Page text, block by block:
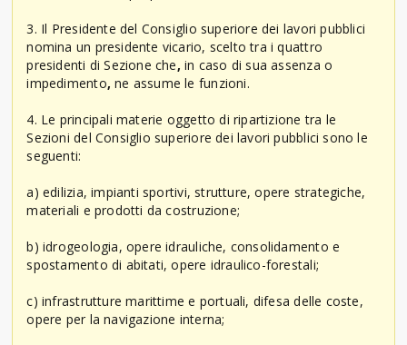
3. Il Presidente del Consiglio superiore dei lavori pubblici
nomina un presidente vicario, scelto tra i quattro
presidenti di Sezione che, in caso di sua assenza o
impedimento,ne assume le funzioni.
4. Le principali materie oggetto di ripartizione tra le
Sezioni del Consiglio superiore dei lavori pubblici sono le
seguenti:
a) edilizia, impianti sportivi, strutture, opere strategiche,
materiali e prodotti da costruzione;
b) idrogeologia, opere idrauliche, consolidamento e
spostamento di abitati, opere idraulico-forestali;
c) infrastrutture marittime e portuali, difesa delle coste,
opere per la navigazione interna;